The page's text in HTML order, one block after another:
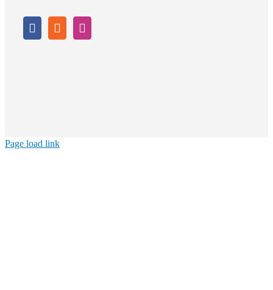
Page load link